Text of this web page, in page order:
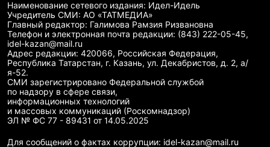
Наименование сетевого издания: Идел-Идель
Учредитель СМИ: АО «ТАТМЕДИА»
Главный редактор: Галимова Рамзия Ризвановна
Телефон и электронная почта редакции: (843) 222-05-45,
idel-kazan@mail.ru
Адрес редакции: 420066, Российская Федерация,
Республика Татарстан, г. Казань, ул. Декабристов, д. 2, а/
я-52.
СМИ зарегистрировано Федеральной службой
по надзору в сфере связи,
информационных технологий
и массовых коммуникаций (Роскомнадзор)
ЭЛ № ФС 77 - 89431 от 14.05.2025
Для сообщений о фактах коррупции: idel-kazan@mail.ru